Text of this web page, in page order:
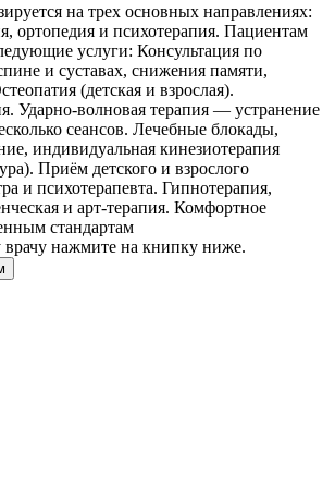
на трех основных направлениях:
ортопедия и психотерапия. Пациентам
услуги: Консультация по
и суставах, снижения памяти,
(детская и взрослая).
Ударно-волновая терапия — устранение
сеансов. Лечебные блокады,
индивидуальная кинезиотерапия
Приём детского и взрослого
и психотерапевта. Гипнотерапия,
и арт-терапия. Комфортное
стандартам
врачу нажмите на книпку ниже.